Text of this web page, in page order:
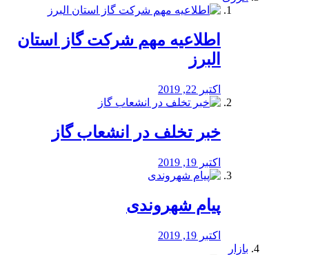
️اطلاعیه مهم شرکت گاز استان
البرز
اکتبر 22, 2019
خبر تخلف در انشعاب گاز
اکتبر 19, 2019
پیام شهروندی
اکتبر 19, 2019
بازار